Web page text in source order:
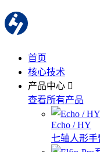
首页
核心技术
产品中心
查看所有产品
Echo / HY
七轴人形手